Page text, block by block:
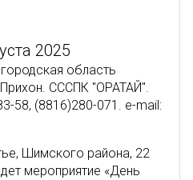
2025
область
СССПК "ОРАТАЙ".
58, (8816)280-071. e-mail:
Шимского района, 22
мероприятие «День